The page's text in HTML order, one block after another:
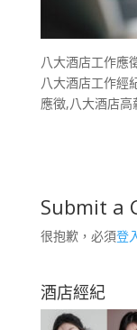
八大酒店工作應
八大酒店工作經
應徵,八大酒店
Submit a
很抱歉，必須登
酒店經紀